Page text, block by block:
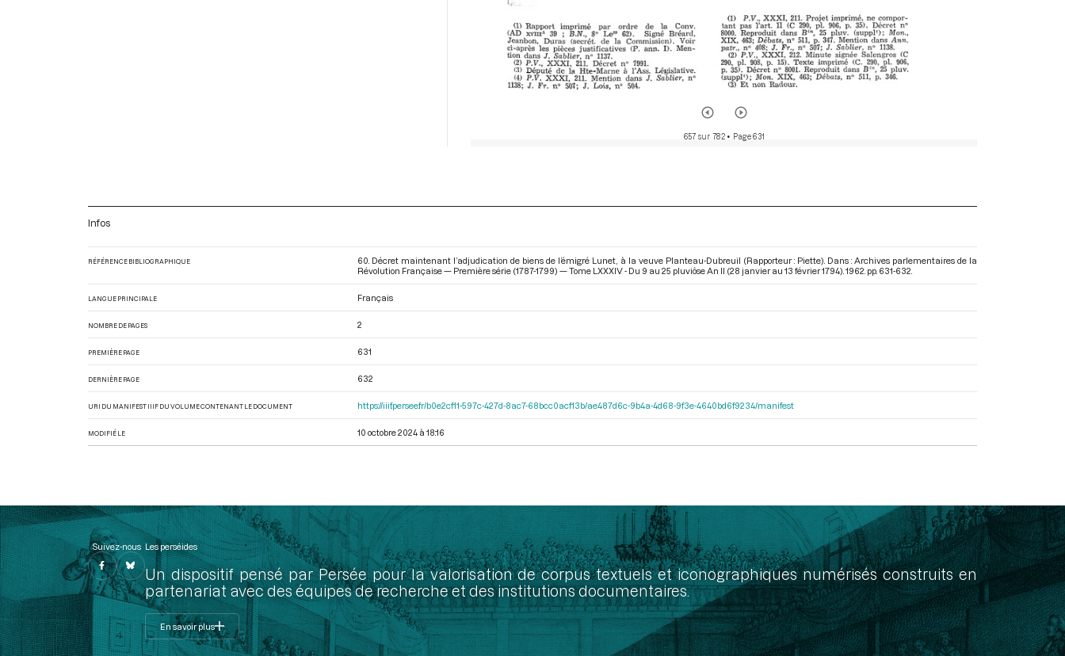
657 sur 782• Page 631
Infos
RÉFÉRENCE BIBLIOGRAPHIQUE
60. Décret maintenant l’adjudication de biens de l’émigré Lunet, à la veuve Planteau-Dubreuil (Rapporteur : Piette). Dans : Archives parlementaires de la
Révolution Française — Première série (1787-1799) — Tome LXXXIV - Du 9 au 25 pluviôse An II (28 janvier au 13 février 1794) . 1962. pp. 631-632.
LANGUE PRINCIPALE Français
NOMBRE DE PAGES 2
PREMIÈRE PAGE 631
DERNIÈRE PAGE 632
URI DU MANIFEST IIIF DU VOLUME CONTENANT LE DOCUMENT https://iiif.persee.fr/b0e2cf11-597c-427d-8ac7-68bcc0acf13b/ae487d6c-9b4a-4d68-9f3e-4640bd6f9234/manifest
MODIFIÉ LE 10 octobre 2024 à 18:16
Suivez-nous Les perséides
Un dispositif pensé par Persée pour la valorisation de corpus textuels et iconographiques numérisés construits en
partenariat avec des équipes de recherche et des institutions documentaires.
En savoir plus